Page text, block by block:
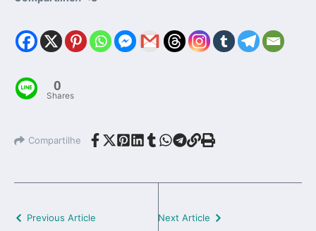
0
Shares
Compartilhe
Previous Article Next Article